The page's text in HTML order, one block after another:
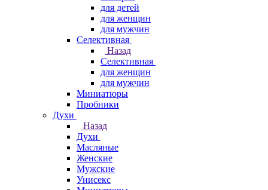
для детей
для женщин
для мужчин
Селективная
Назад
Селективная
для женщин
для мужчин
Миниатюры
Пробники
Духи
Назад
Духи
Масляные
Женские
Мужские
Унисекс